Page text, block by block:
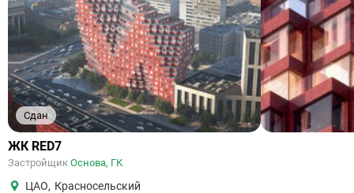
Сдан
ЖК RED7
Застройщик Основа, ГК
ЦАО, Красносельский